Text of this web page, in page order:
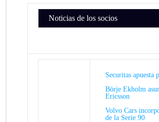
Noticias de los socios
Securitas apuesta
Börje Ekholm
Ericsson
Volvo Cars
de la Serie 90